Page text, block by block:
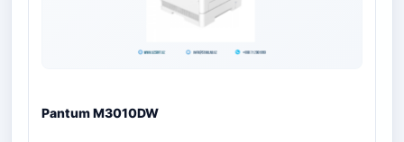
Pantum M3010DW